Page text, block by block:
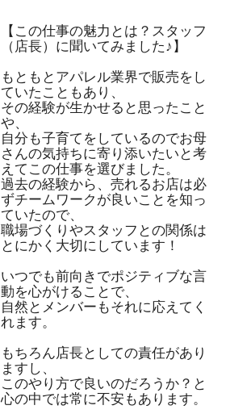
【この仕事の魅力とは？スタッフ
（店長）に聞いてみました♪】
もともとアパレル業界で販売をし
ていたこともあり、
その経験が生かせると思ったこと
や、
自分も子育てをしているのでお母
さんの気持ちに寄り添いたいと考
えてこの仕事を選びました。
過去の経験から、売れるお店は必
ずチームワークが良いことを知っ
ていたので、
職場づくりやスタッフとの関係は
とにかく大切にしています！
いつでも前向きでポジティブな言
動を心がけることで、
自然とメンバーもそれに応えてく
れます。
もちろん店長としての責任があり
ますし、
このやり方で良いのだろうか？と
心の中では常に不安もあります。